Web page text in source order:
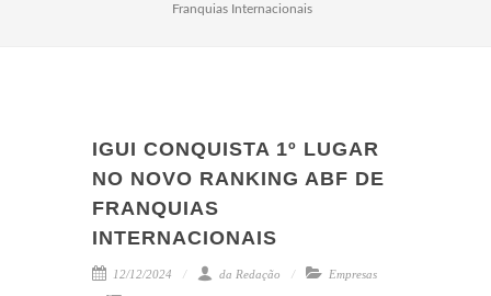
Franquias Internacionais
IGUI CONQUISTA 1º LUGAR
NO NOVO RANKING ABF DE
FRANQUIAS
INTERNACIONAIS
12/12/2024 da Redação Empresas